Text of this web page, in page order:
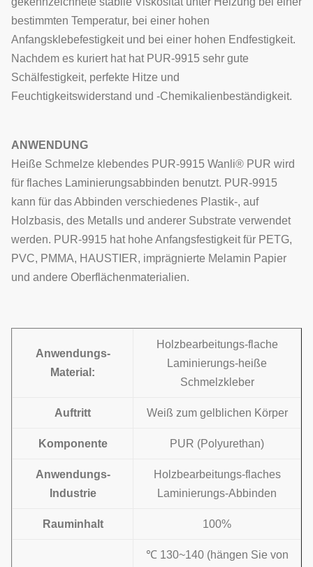
bestimmten Temperatur, bei einer hohen
Anfangsklebefestigkeit und bei einer hohen Endfestigkeit.
Nachdem es kuriert hat hat PUR-9915 sehr gute
Schälfestigkeit, perfekte Hitze und
Feuchtigkeitswiderstand und -Chemikalienbeständigkeit.
ANWENDUNG
Heiße Schmelze klebendes PUR-9915 Wanli® PUR wird
für flaches Laminierungsabbinden benutzt. PUR-9915
kann für das Abbinden verschiedenes Plastik-, auf
Holzbasis, des Metalls und anderer Substrate verwendet
werden. PUR-9915 hat hohe Anfangsfestigkeit für PETG,
PVC, PMMA, HAUSTIER, imprägnierte Melamin Papier
und andere Oberflächenmaterialien.
Anwendungs-
Material:
Holzbearbeitungs-flache
Laminierungs-heiße
Schmelzkleber
Auftritt Weiß zum gelblichen Körper
Komponente PUR (Polyurethan)
Anwendungs-
Industrie
Holzbearbeitungs-flaches
Laminierungs-Abbinden
Rauminhalt 100%
℃ 130~140 (hängen Sie von